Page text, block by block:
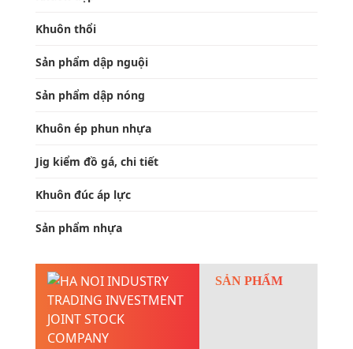
Khuôn thổi
Sản phẩm dập nguội
Sản phẩm dập nóng
Khuôn ép phun nhựa
Jig kiểm đồ gá, chi tiết
Khuôn đúc áp lực
Sản phẩm nhựa
SẢN PHẨM